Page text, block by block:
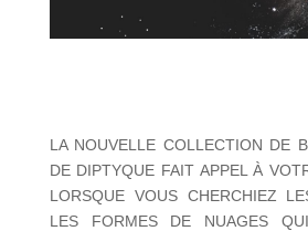
LA NOUVELLE COLLECTION DE
DE DIPTYQUE FAIT APPEL À
LORSQUE VOUS CHERCHIEZ
LES FORMES DE NUAGES